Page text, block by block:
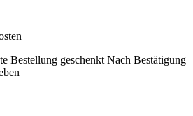
Bestellung geschenkt Nach Bestätigung